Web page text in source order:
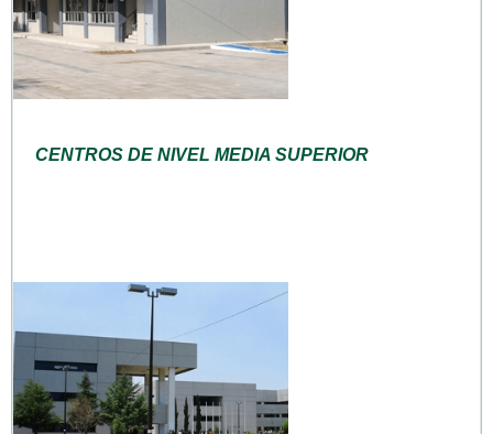
CENTROS DE NIVEL MEDIA SUPERIOR